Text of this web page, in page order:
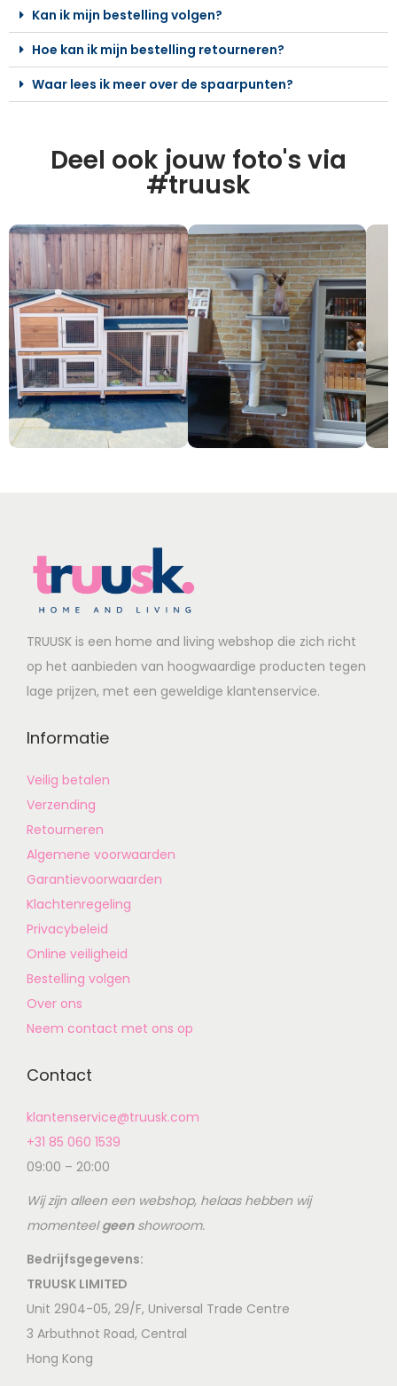
Kan ik mijn bestelling volgen?
Hoe kan ik mijn bestelling retourneren?
Waar lees ik meer over de spaarpunten?
Deel ook jouw foto's via
#truusk
TRUUSK is een home and living webshop die zich richt
op het aanbieden van hoogwaardige producten tegen
lage prijzen, met een geweldige klantenservice.
Informatie
Veilig betalen
Verzending
Retourneren
Algemene voorwaarden
Garantievoorwaarden
Klachtenregeling
Privacybeleid
Online veiligheid
Bestelling volgen
Over ons
Neem contact met ons op
Contact
klantenservice@truusk.com
+31 85 060 1539
09:00 – 20:00
Wij zijn alleen een webshop, helaas hebben wij
momenteelgeenshowroom.
Bedrijfsgegevens:
TRUUSK LIMITED
Unit 2904-05, 29/F, Universal Trade Centre
3 Arbuthnot Road, Central
Hong Kong